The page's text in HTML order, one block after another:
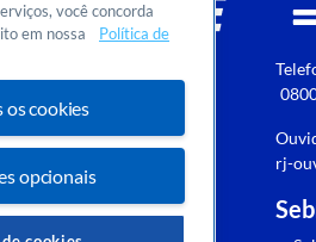
rj-
você concorda
em nossa
Política de
cookies
opcionais